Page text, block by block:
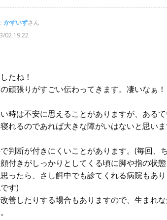
かすいずさん
02 19:22
たね！
頑張りがすごい伝わってきます。凄いなぁ
時は不安に思えることがありますが、ある
れるのであれば大きな障がいはないと思いま
判断が付きにくいことがあります。(毎回、
付きがしっかりとしてくる頃に脚や指の状
思ったら、さし餌中でも診てくれる病院もあ
す)
善したりする場合もありますので、生まれ